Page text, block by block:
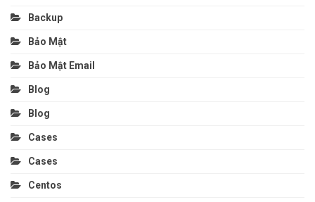
Backup
Bảo Mật
Bảo Mật Email
Blog
Blog
Cases
Cases
Centos